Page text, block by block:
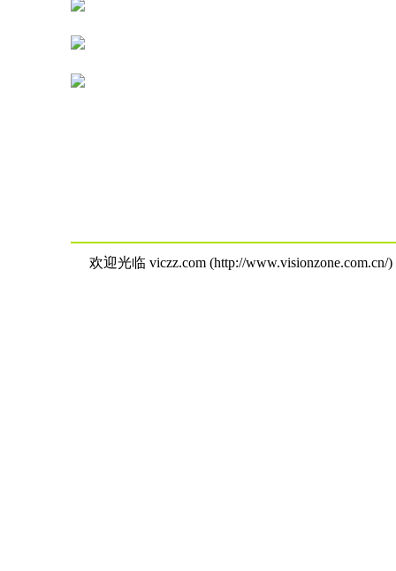
欢迎光临 viczz.com (http://www.visionzone.com.cn/)